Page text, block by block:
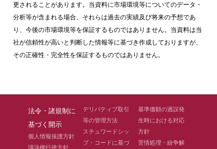
更されることがあります。当資料に市場環境等についてのデータ・
分析等が含まれる場合、それらは過去の実績及び将来の予想であ
り、今後の市場環境等を保証するものではありません。当資料は当
社が信頼性が高いと判断した情報等に基づき作成しておりますが、
その正確性・完全性を保証するものではありません。
法令・諸規制に
基づく開示
個人情報保護方針
議決権行使方針
デリバティブ取引
等の管理方法
スチュワードシッ
プ・コードに基づ
基準価額の過誤発
生時における対応
方針
苦情処理・紛争解